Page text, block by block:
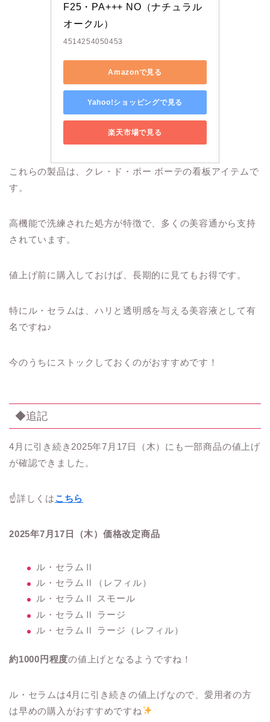
F25・PA+++ NO（ナチュラル
オークル）
4514254050453
Amazonで見る
Yahoo!ショッピングで見る
楽天市場で見る
これらの製品は、クレ・ド・ポー ボーテの看板アイテムで
す。
高機能で洗練された処方が特徴で、多くの美容通から支持
されています。
値上げ前に購入しておけば、長期的に見てもお得です。
特にル・セラムは、ハリと透明感を与える美容液として有
名ですね♪
今のうちにストックしておくのがおすすめです！
◆追記
4月に引き続き2025年7月17日（木）にも一部商品の値上げ
が確認できました。
☝️詳しくはこちら
2025年7月17日（木）価格改定商品
ル・セラムⅡ
ル・セラムⅡ（レフィル）
ル・セラムⅡ スモール
ル・セラムⅡ ラージ
ル・セラムⅡ ラージ（レフィル）
約1000円程度の値上げとなるようですね！
ル・セラムは4月に引き続きの値上げなので、愛用者の方
は早めの購入がおすすめですね